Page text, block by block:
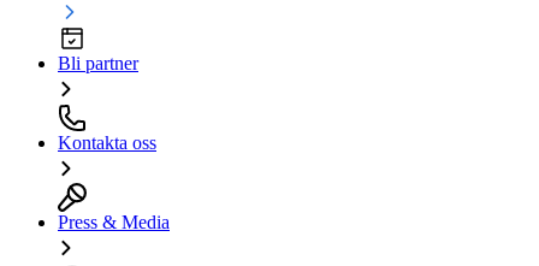
Bli partner
Kontakta oss
Press & Media